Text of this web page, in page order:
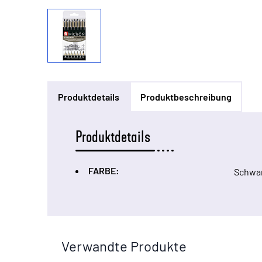
Produktdetails Produktbeschreibung
Produktdetails
FARBE:
Verwandte Produkte